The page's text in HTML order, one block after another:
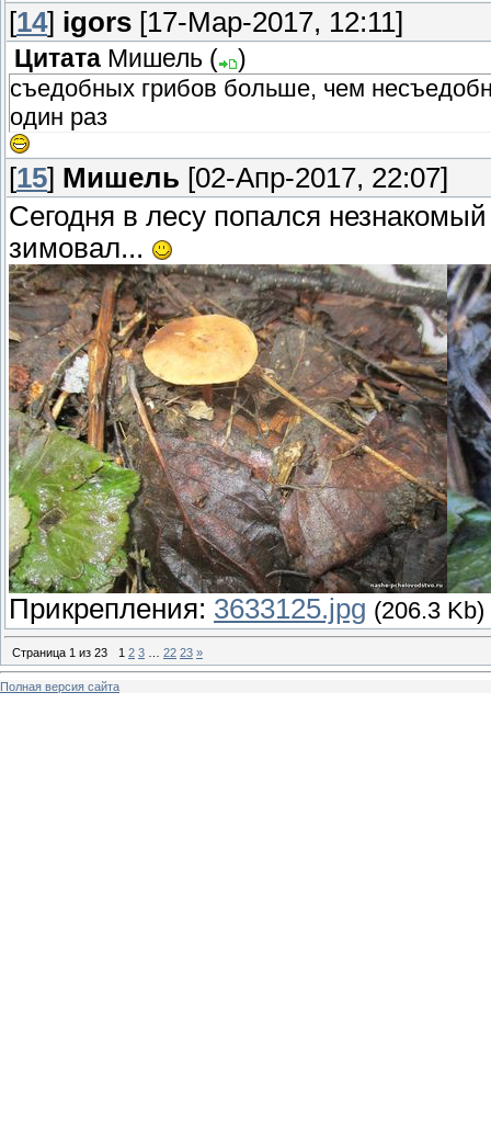
[14] igors [17-Мар-2017, 12:11]
Цитата Мишель (
)
съедобных грибов больше, чем
один раз
[15] Мишель [02-Апр-2017, 22:07]
Сегодня в лесу попался
зимовал...
Прикрепления: 3633125.jpg (206.3 Kb)
Страница 1 из 23 1 2 3 22 23 »
Полная версия сайта